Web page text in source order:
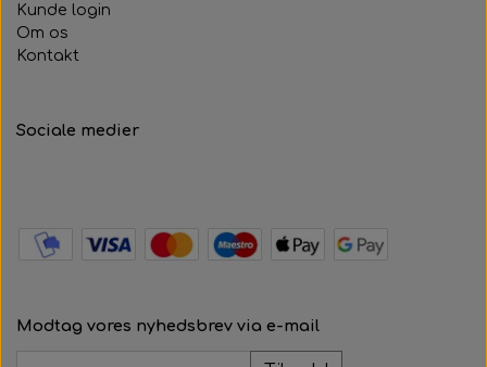
Kunde login
Om os
Kontakt
Sociale medier
Modtag vores nyhedsbrev via e-mail